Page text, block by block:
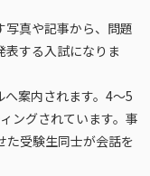
写真や記事から、問題
表する入試になりま
案内されます。4～5
ングされています。事
た受験生同士が会話を